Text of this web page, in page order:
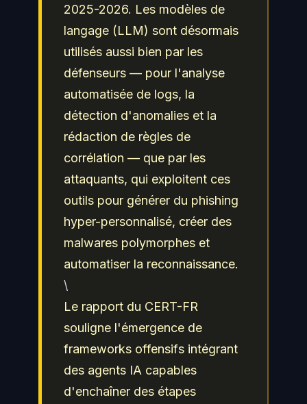
2025-2026. Les modèles de
langage (LLM) sont désormais
utilisés aussi bien par les
défenseurs — pour l'analyse
automatisée de logs, la
détection d'anomalies et la
rédaction de règles de
corrélation — que par les
attaquants, qui exploitent ces
outils pour générer du phishing
hyper-personnalisé, créer des
malwares polymorphes et
automatiser la reconnaissance.
\
Le rapport du CERT-FR
souligne l'émergence de
frameworks offensifs intégrant
des agents IA capables
d'enchaîner des étapes